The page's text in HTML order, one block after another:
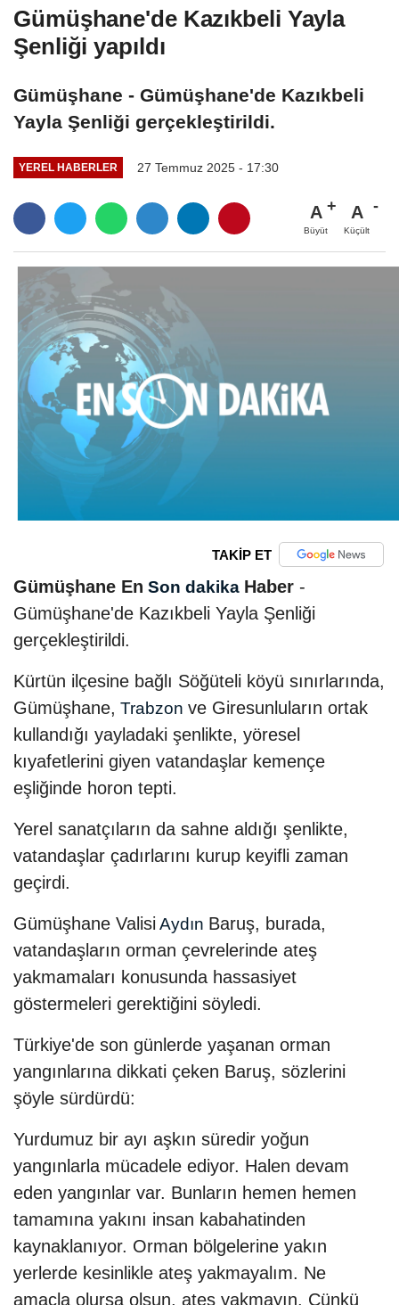
Gümüşhane'de Kazıkbeli Yayla
Şenliği yapıldı
Gümüşhane - Gümüşhane'de Kazıkbeli
Yayla Şenliği gerçekleştirildi.
YEREL HABERLER 27 Temmuz 2025 - 17:30
A
Büyüt
A
Küçült
TAKİP ET
Gümüşhane En Son dakika Haber -
Gümüşhane'de Kazıkbeli Yayla Şenliği
gerçekleştirildi.
Kürtün ilçesine bağlı Söğüteli köyü sınırlarında,
Gümüşhane, Trabzon ve Giresunluların ortak
kullandığı yayladaki şenlikte, yöresel
kıyafetlerini giyen vatandaşlar kemençe
eşliğinde horon tepti.
Yerel sanatçıların da sahne aldığı şenlikte,
vatandaşlar çadırlarını kurup keyifli zaman
geçirdi.
Gümüşhane Valisi Aydın Baruş, burada,
vatandaşların orman çevrelerinde ateş
yakmamaları konusunda hassasiyet
göstermeleri gerektiğini söyledi.
Türkiye'de son günlerde yaşanan orman
yangınlarına dikkati çeken Baruş, sözlerini
şöyle sürdürdü:
Yurdumuz bir ayı aşkın süredir yoğun
yangınlarla mücadele ediyor. Halen devam
eden yangınlar var. Bunların hemen hemen
tamamına yakını insan kabahatinden
kaynaklanıyor. Orman bölgelerine yakın
yerlerde kesinlikle ateş yakmayalım. Ne
amaçla olursa olsun, ateş yakmayın. Çünkü